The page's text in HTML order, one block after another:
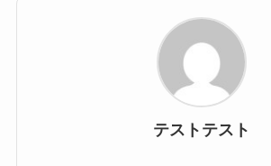
テストテスト